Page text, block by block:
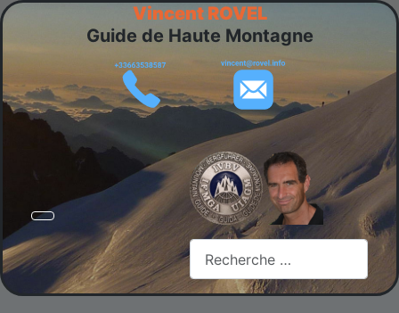
Vincent ROVEL
Guide de Haute Montagne
Rechercher